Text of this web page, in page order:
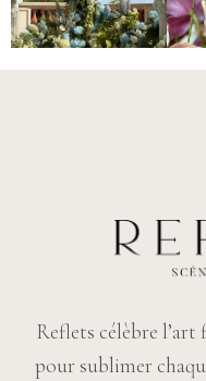
Reflets célèbre
pour sublimer